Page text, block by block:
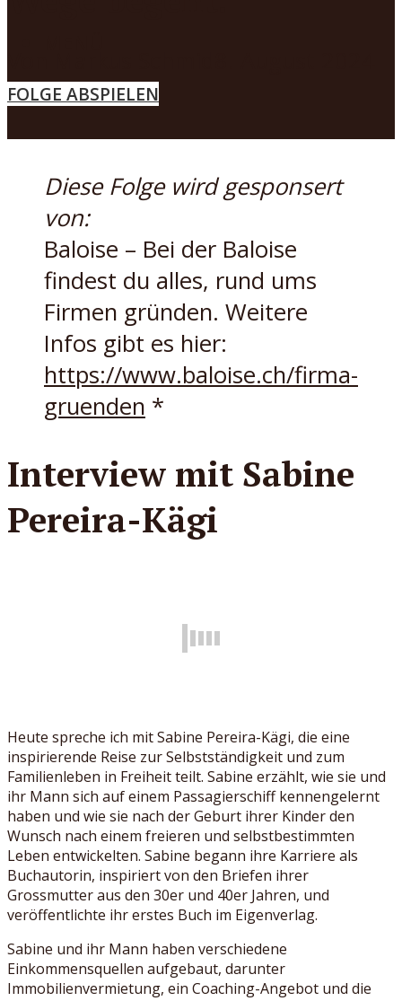
FOLGE ABSPIELEN
Diese Folge wird gesponsert
von:
Baloise – Bei der Baloise
findest du alles, rund ums
Firmen gründen. Weitere
Infos gibt es hier:
https://www.baloise.ch/firma-
gruenden *
Interview mit Sabine
Pereira-Kägi
Heute spreche ich mit Sabine Pereira-Kägi, die eine
inspirierende Reise zur Selbstständigkeit und zum
Familienleben in Freiheit teilt. Sabine erzählt, wie sie und
ihr Mann sich auf einem Passagierschiff kennengelernt
haben und wie sie nach der Geburt ihrer Kinder den
Wunsch nach einem freieren und selbstbestimmten
Leben entwickelten. Sabine begann ihre Karriere als
Buchautorin, inspiriert von den Briefen ihrer
Grossmutter aus den 30er und 40er Jahren, und
veröffentlichte ihr erstes Buch im Eigenverlag.
Sabine und ihr Mann haben verschiedene
Einkommensquellen aufgebaut, darunter
Immobilienvermietung, ein Coaching-Angebot und die